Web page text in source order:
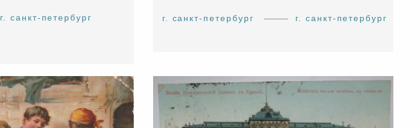
г. санкт-петербург г. санкт-петербург г. санкт-петербург